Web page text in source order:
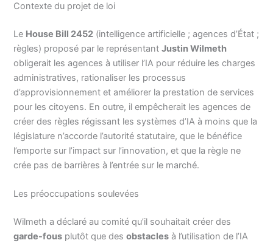
Contexte du projet de loi
Le House Bill 2452 (intelligence artificielle ; agences d’État ;
règles) proposé par le représentantJustin Wilmeth
obligerait les agences à utiliser l’IA pour réduire les charges
administratives, rationaliser les processus
d’approvisionnement et améliorer la prestation de services
pour les citoyens. En outre, il empêcherait les agences de
créer des règles régissant les systèmes d’IA à moins que la
législature n’accorde l’autorité statutaire, que le bénéfice
l’emporte sur l’impact sur l’innovation, et que la règle ne
crée pas de barrières à l’entrée sur le marché.
Les préoccupations soulevées
Wilmeth a déclaré au comité qu’il souhaitait créer des
garde-fous plutôt que desobstacles à l’utilisation de l’IA